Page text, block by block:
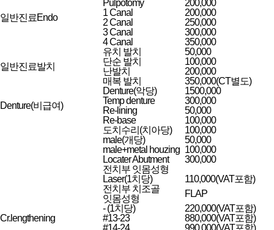
일반진료Endo
Pulpotomy
200,000
1 Canal
200,000
2 Canal
250,000
3 Canal
300,000
4 Canal
350,000
일반진료발치
유치 발치
50,000
단순 발치
100,000
난발치
200,000
매복 발치
350,000(CT별도)
Denture(비급여)
Denture(악당)
1500,000
Temp denture
300,000
Re-lining
50,000
Re-base
100,000
도치수리(치아당)
100,000
male(개당)
50,000
male+metal houzing 100,000
Locater Abutment
300,000
Cr.lengthening
전치부 잇몸성형
Laser(1치당)
110,000(VAT포함)
전치부 치조골
잇몸성형
FLAP
- (1치당)
220,000(VAT포함)
#13-23
880,000(VAT포함)